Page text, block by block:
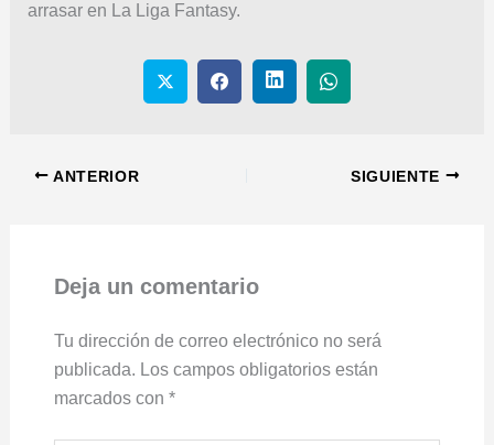
arrasar en La Liga Fantasy.
ANTERIOR SIGUIENTE
Deja un comentario
Tu dirección de correo electrónico no será
publicada. Los campos obligatorios están
marcados con *